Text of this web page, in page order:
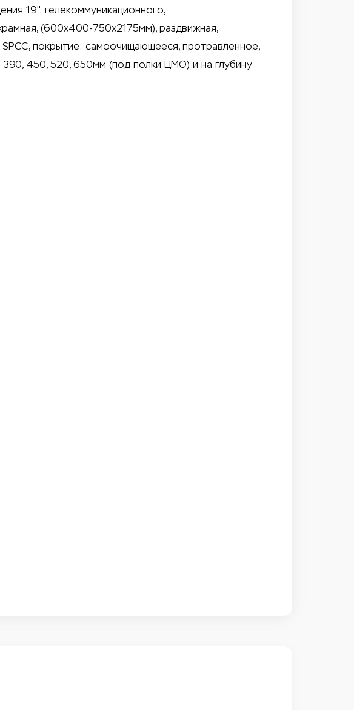
19" телекоммуникационного,
(600x400-750x2175мм), раздвижная,
покрытие: самоочищающееся, протравленное,
450, 520, 650мм (под полки ЦМО) и на глубину